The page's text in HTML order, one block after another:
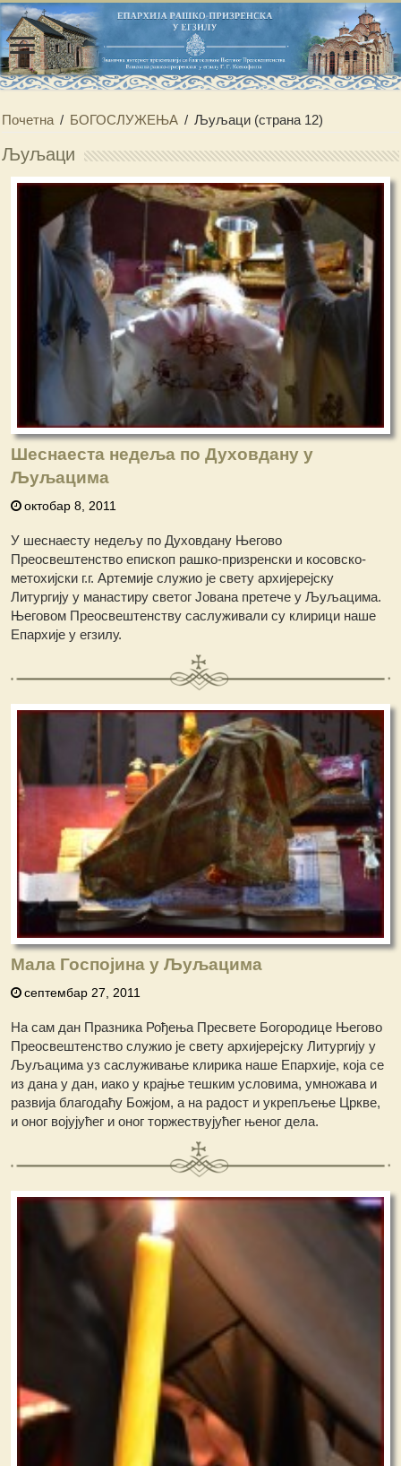
Почетна / БОГОСЛУЖЕЊА / Љуљаци (страна 12)
Љуљаци
Шеснаеста недеља по Духовдану у
Љуљацима
октобар 8, 2011
У шеснаесту недељу по Духовдану Његово
Преосвештенство епископ рашко-призренски и косовско-
метохијски г.г. Артемије служио је свету архијерејску
Литургију у манастиру светог Јована претече у Љуљацима.
Његовом Преосвештенству саслуживали су клирици наше
Епархије у егзилу.
Мала Госпојина у Љуљацима
септембар 27, 2011
На сам дан Празника Рођења Пресвете Богородице Његово
Преосвештенство служио је свету архијерејску Литургију у
Љуљацима уз саслуживање клирика наше Епархије, која се
из дана у дан, иако у крајње тешким условима, умножава и
развија благодаћу Божјом, а на радост и укрепљење Цркве,
и оног војујућег и оног торжествујућег њеног дела.